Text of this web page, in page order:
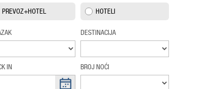
PREVOZ+HOTEL HOTELI
DESTINACIJA
IN BROJ NOĆI